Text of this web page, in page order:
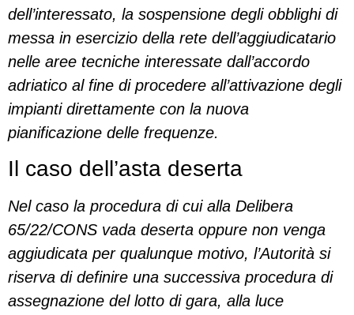
dell’interessato, la sospensione degli obblighi di
messa in esercizio della rete dell’aggiudicatario
nelle aree tecniche interessate dall’accordo
adriatico al fine di procedere all’attivazione degli
impianti direttamente con la nuova
pianificazione delle frequenze.
Il caso dell’asta deserta
Nel caso la procedura di cui alla Delibera
65/22/CONS vada deserta oppure non venga
aggiudicata per qualunque motivo, l’Autorità si
riserva di definire una successiva procedura di
assegnazione del lotto di gara, alla luce